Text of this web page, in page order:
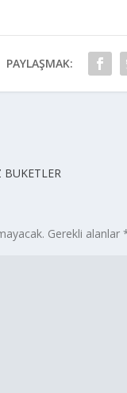
PAYLAŞMAK:
BUKETLER
Gerekli alanlar